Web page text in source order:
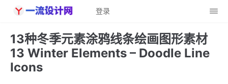
登录
13种冬季元素涂鸦线条绘画图形素材
13 Winter Elements – Doodle Line
Icons